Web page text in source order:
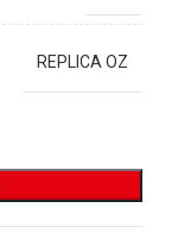
REPLICA OZ